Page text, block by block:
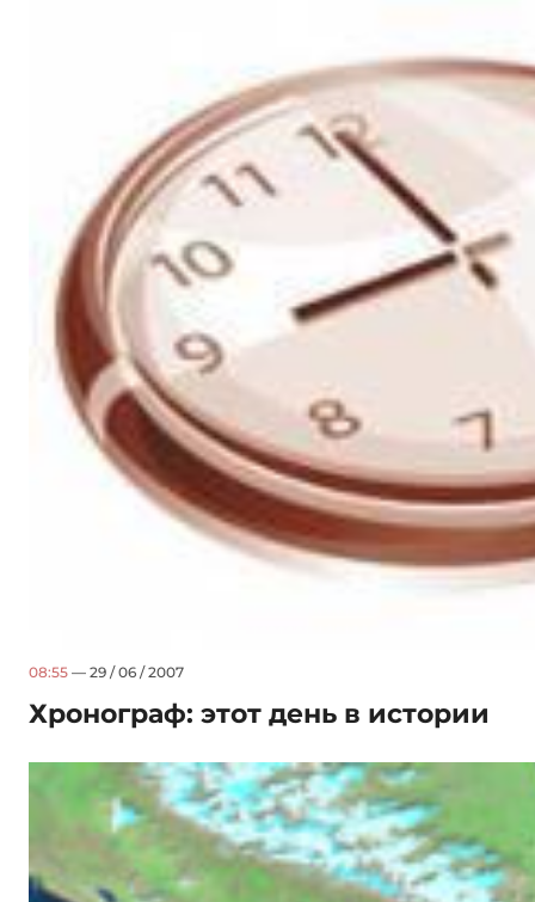
08:55 — 29 / 06 / 2007
Хронограф: этот день в истории